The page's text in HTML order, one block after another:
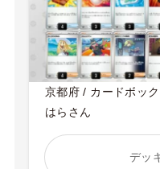
京都府 / カードボッ
はらさん
デッ